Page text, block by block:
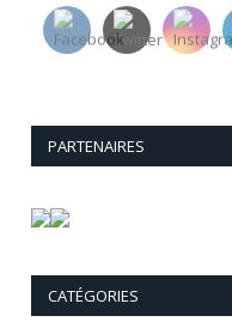
PARTENAIRES
CATÉGORIES